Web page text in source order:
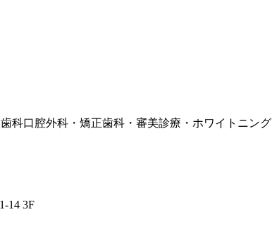
科口腔外科・矯正歯科・審美診療・ホワイトニング
14 3F